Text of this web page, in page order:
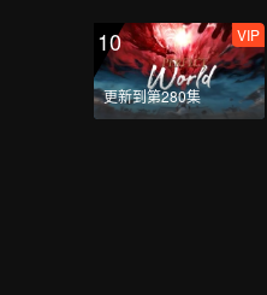
10
更新到第280集
VIP